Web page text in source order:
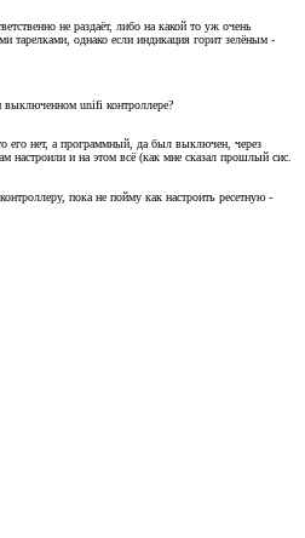
не раздаёт, либо на какой то уж очень
тарелками, однако если индикация горит зелёным -
unifi контроллере?
его нет, а программный, да был выключен, через
и на этом всё (как мне сказал прошлый сис.
пока не пойму как настроить ресетную -